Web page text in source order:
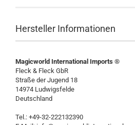
Hersteller Informationen
Magicworld International Imports ®
Fleck & Fleck GbR
Straße der Jugend 18
14974 Ludwigsfelde
Deutschland
Tel.: +49-32-222132390